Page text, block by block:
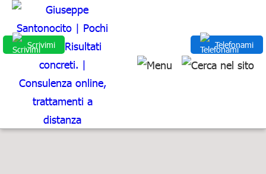
Scrivimi Telefonami